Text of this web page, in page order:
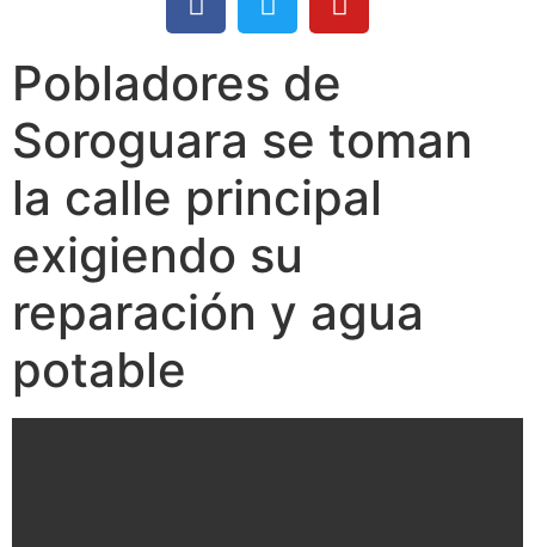
Pobladores de
Soroguara se toman
la calle principal
exigiendo su
reparación y agua
potable